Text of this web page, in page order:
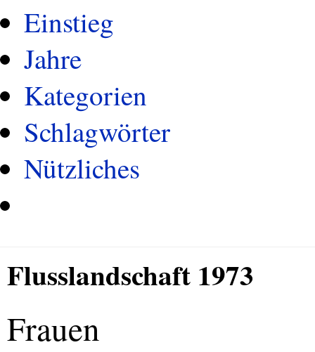
Einstieg
Jahre
Kategorien
Schlagwörter
Nützliches
Flusslandschaft 1973
Frauen